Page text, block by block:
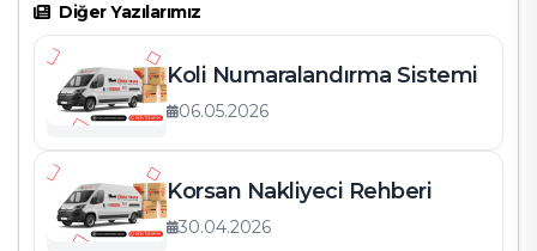
Diğer Yazılarımız
Koli Numaralandırma Sistemi
06.05.2026
Korsan Nakliyeci Rehberi
30.04.2026